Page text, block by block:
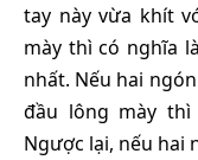
tay này vừa khít
mày thì có nghĩa
nhất. Nếu hai
đầu lông mày
Ngược lại, nếu hai